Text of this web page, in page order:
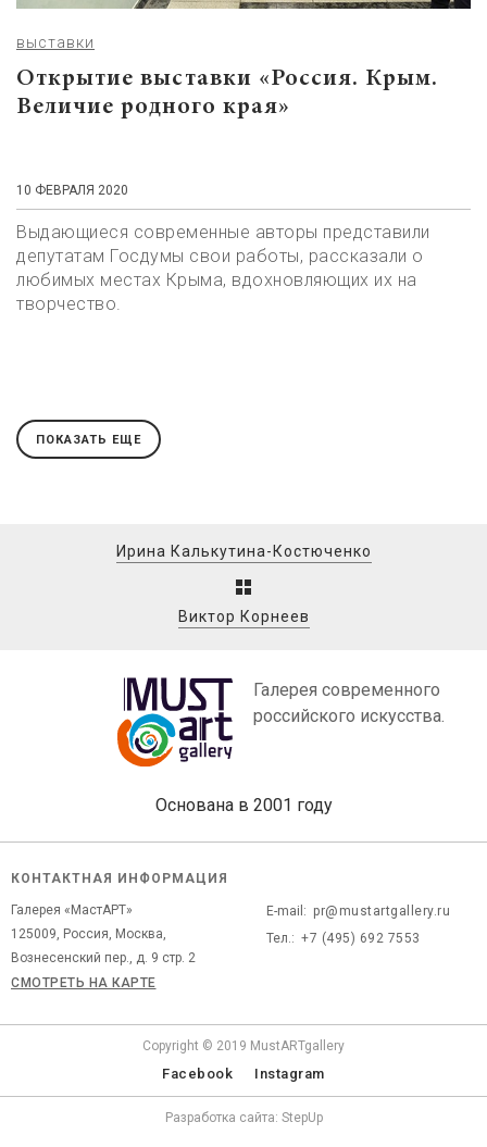
выставки
Открытие выставки «Россия. Крым.
Величие родного края»
10 ФЕВРАЛЯ 2020
Выдающиеся современные авторы представили
депутатам Госдумы свои работы, рассказали о
любимых местах Крыма, вдохновляющих их на
творчество.
ПОКАЗАТЬ ЕЩЕ
Ирина Калькутина-Костюченко
Виктор Корнеев
Галерея современного
российского искусства.
Основана в 2001 году
КОНТАКТНАЯ ИНФОРМАЦИЯ
Галерея «МастАРТ»
125009, Россия, Москва,
Вознесенский пер., д. 9 стр. 2
СМОТРЕТЬ НА КАРТЕ
E-mail: pr@mustartgallery.ru
Тел.: +7 (495) 692 7553
Copyright © 2019 MustARTgallery
Facebook Instagram
Разработка сайта: StepUp